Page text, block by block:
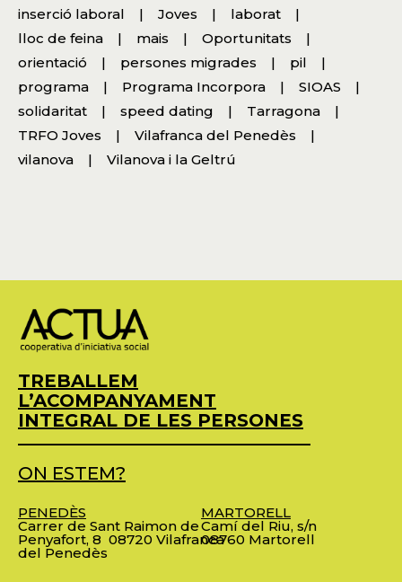
inserció laboral
Joves
laborat
lloc de feina
mais
Oportunitats
orientació
persones migrades
pil
programa
Programa Incorpora
SIOAS
solidaritat
speed dating
Tarragona
TRFO Joves
Vilafranca del Penedès
vilanova
Vilanova i la Geltrú
TREBALLEM
L’ACOMPANYAMENT
INTEGRAL DE LES PERSONES
ON ESTEM?
PENEDÈS
Carrer de Sant Raimon de
Penyafort, 8 08720 Vilafranca
del Penedès
MARTORELL
Camí del Riu, s/n
08760 Martorell